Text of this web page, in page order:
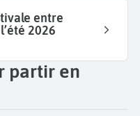
entre
2026
partir en